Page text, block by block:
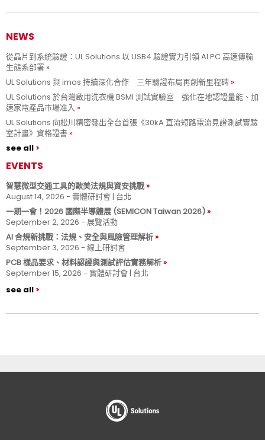
NEWS
從晶片到系統驗證：UL Solutions 以 USB4 驗證實力引領 AI PC 高速傳輸
生態系部署
UL Solutions 與 imos 持續深化合作 三年驗證布局再創新里程碑
UL Solutions 於台灣啟用洗衣機 BSMI 測試實驗室 強化在地認證量能、加
速家電產品市場准入
UL Solutions 向松川精密發出全台首張《30kA 直流短路電流見證測試實驗
室計畫》資格證書
see all
EVENTS
智慧微型交通工具的歐美法規與資安挑戰
August 14, 2026 - 實體研討會 | 台北
一期一會！2026 國際半導體展 (SEMICON Taiwan 2026)
September 2, 2026 - 展覽活動
AI 合規新挑戰：法規、安全與風險管理解析
September 3, 2026 - 線上研討會
PCB 樣品要求、材料認證與測試評估實務解析
September 15, 2026 - 實體研討會 | 台北
see all